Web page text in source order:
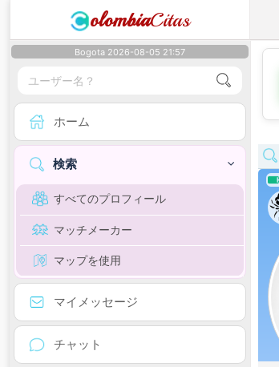
olombiaCitas
Bogota 2026-08-05 21:57
ホーム
検索
すべてのプロフィール
マッチメーカー
マップを使用
マイメッセージ
チャット